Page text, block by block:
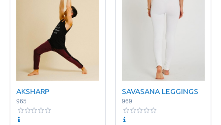
AKSHARP
965
SAVASANA LEGGINGS
969